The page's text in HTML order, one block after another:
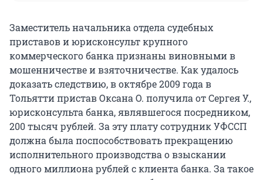
Заместитель начальника отдела судебных
приставов и юрисконсульт крупного
коммерческого банка признаны виновными в
мошенничестве и взяточничестве. Как удалось
доказать следствию, в октябре 2009 года в
Тольятти пристав Оксана О. получила от Сергея У.,
юрисконсульта банка, являвшегося посредником,
200 тысяч рублей. За эту плату сотрудник УФССП
должна была поспособствовать прекращению
исполнительного производства о взыскании
одного миллиона рублей с клиента банка. За такое